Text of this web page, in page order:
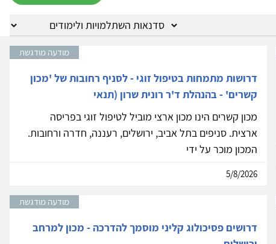
מודעה מודגשת
דרושות מתמחות בטיפול זוגי - לסניף רחובות של 'מכון
קשרים' - בהנהלת ד'ר רונית שרון (תנאי
מכון קשרים הינו מכון ארצי מוביל לטיפול זוגי בפריסה
ארצית. סניפים בתל אביב, ירושלים, רעננה, חדרה ורחובות.
המכון מוכר על ידי
5/8/2026
מודעה מודגשת
דרושים פסיכולוג קליני מוסמך להדרכה - מכון למרחב